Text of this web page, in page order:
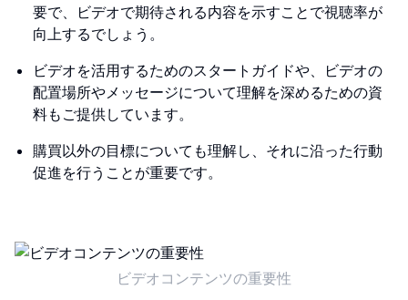
要で、ビデオで期待される内容を示すことで視聴率が
向上するでしょう。
ビデオを活用するためのスタートガイドや、ビデオの
配置場所やメッセージについて理解を深めるための資
料もご提供しています。
購買以外の目標についても理解し、それに沿った行動
促進を行うことが重要です。
ビデオコンテンツの重要性